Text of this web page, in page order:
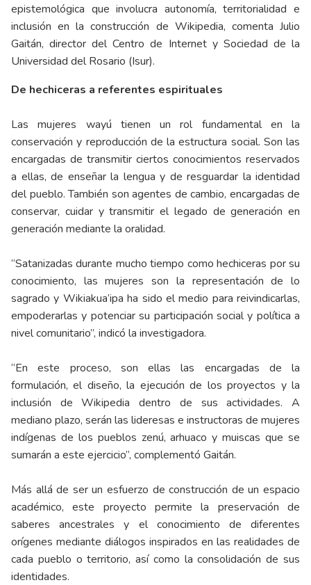
epistemológica que involucra autonomía, territorialidad e
inclusión en la construcción de Wikipedia, comenta Julio
Gaitán, director del Centro de Internet y Sociedad de la
Universidad del Rosario (Isur).
De hechiceras a referentes espirituales
Las mujeres wayú tienen un rol fundamental en la
conservación y reproducción de la estructura social. Son las
encargadas de transmitir ciertos conocimientos reservados
a ellas, de enseñar la lengua y de resguardar la identidad
del pueblo. También son agentes de cambio, encargadas de
conservar, cuidar y transmitir el legado de generación en
generación mediante la oralidad.
“Satanizadas durante mucho tiempo como hechiceras por su
conocimiento, las mujeres son la representación de lo
sagrado y Wikiakua’ipa ha sido el medio para reivindicarlas,
empoderarlas y potenciar su participación social y política a
nivel comunitario”, indicó la investigadora.
“En este proceso, son ellas las encargadas de la
formulación, el diseño, la ejecución de los proyectos y la
inclusión de Wikipedia dentro de sus actividades. A
mediano plazo, serán las lideresas e instructoras de mujeres
indígenas de los pueblos zenú, arhuaco y muiscas que se
sumarán a este ejercicio”, complementó Gaitán.
Más allá de ser un esfuerzo de construcción de un espacio
académico, este proyecto permite la preservación de
saberes ancestrales y el conocimiento de diferentes
orígenes mediante diálogos inspirados en las realidades de
cada pueblo o territorio, así como la consolidación de sus
identidades.